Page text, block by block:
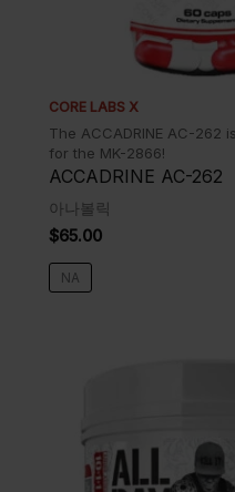
CORE LABS X
The ACCADRINE AC-262
for the MK-2866!
ACCADRINE AC-262
아나볼릭
$65.00
NA